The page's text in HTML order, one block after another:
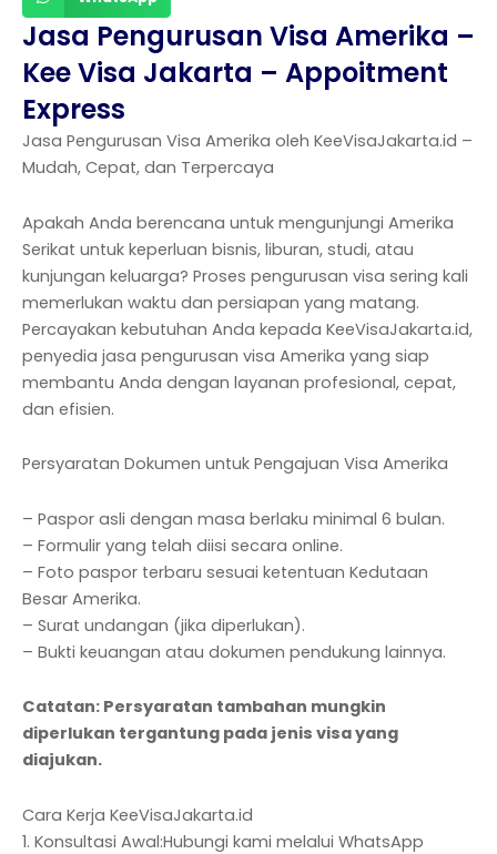
Jasa Pengurusan Visa Amerika –
Kee Visa Jakarta – Appoitment
Express
Jasa Pengurusan Visa Amerika oleh KeeVisaJakarta.id –
Mudah, Cepat, dan Terpercaya
Apakah Anda berencana untuk mengunjungi Amerika
Serikat untuk keperluan bisnis, liburan, studi, atau
kunjungan keluarga? Proses pengurusan visa sering kali
memerlukan waktu dan persiapan yang matang.
Percayakan kebutuhan Anda kepada KeeVisaJakarta.id,
penyedia jasa pengurusan visa Amerika yang siap
membantu Anda dengan layanan profesional, cepat,
dan efisien.
Persyaratan Dokumen untuk Pengajuan Visa Amerika
– Paspor asli dengan masa berlaku minimal 6 bulan.
– Formulir yang telah diisi secara online.
– Foto paspor terbaru sesuai ketentuan Kedutaan
Besar Amerika.
– Surat undangan (jika diperlukan).
– Bukti keuangan atau dokumen pendukung lainnya.
Catatan: Persyaratan tambahan mungkin
diperlukan tergantung pada jenis visa yang
diajukan.
Cara Kerja KeeVisaJakarta.id
1. Konsultasi Awal:Hubungi kami melalui WhatsApp